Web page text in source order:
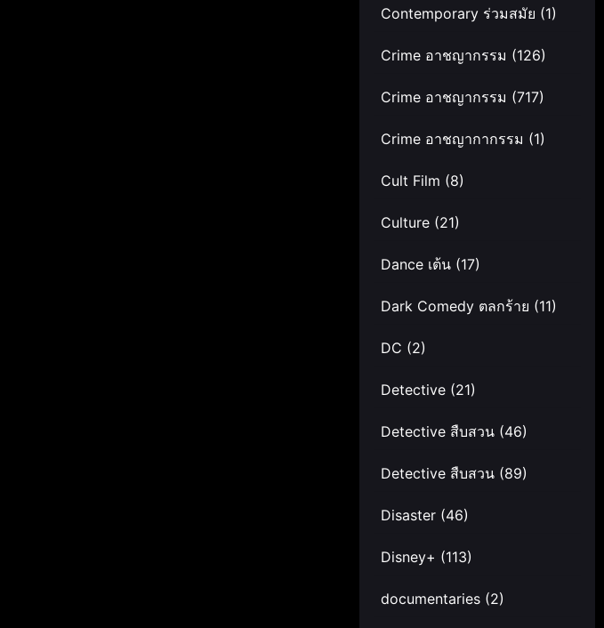
Contemporary ร่วมสมัย (1)
Crime อาชญากรรม (126)
Crime อาชญากรรม (717)
Crime อาชญากากรรม (1)
Cult Film (8)
Culture (21)
Dance เต้น (17)
Dark Comedy ตลกร้าย (11)
DC (2)
Detective (21)
Detective สืบสวน (46)
Detective สืบสวน (89)
Disaster (46)
Disney+ (113)
documentaries (2)